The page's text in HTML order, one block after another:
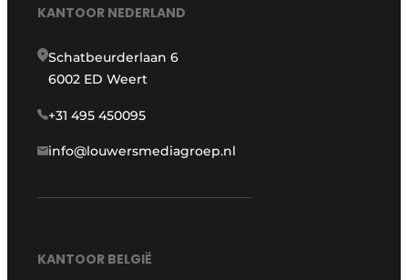
KANTOOR NEDERLAND
Schatbeurderlaan 6
6002 ED Weert
+31 495 450095
info@louwersmediagroep.nl
KANTOOR BELGIË